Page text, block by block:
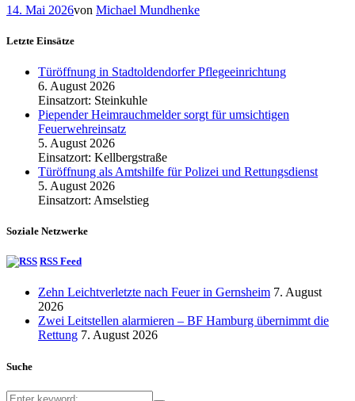
14. Mai 2026von Michael Mundhenke
Letzte Einsätze
Türöffnung in Stadtoldendorfer Pflegeeinrichtung
6. August 2026
Einsatzort: Steinkuhle
Piepender Heimrauchmelder sorgt für umsichtigen
Feuerwehreinsatz
5. August 2026
Einsatzort: Kellbergstraße
Türöffnung als Amtshilfe für Polizei und Rettungsdienst
5. August 2026
Einsatzort: Amselstieg
Soziale Netzwerke
RSS Feed
Zehn Leichtverletzte nach Feuer in Gernsheim 7. August
2026
Zwei Leitstellen alarmieren – BF Hamburg übernimmt die
Rettung 7. August 2026
Suche